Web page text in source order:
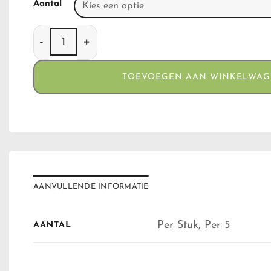
Aantal
Raw Tray Plane Small aantal
TOEVOEGEN AAN
AANVULLENDE INFORMATIE
AANTAL Per Stuk, Per 5